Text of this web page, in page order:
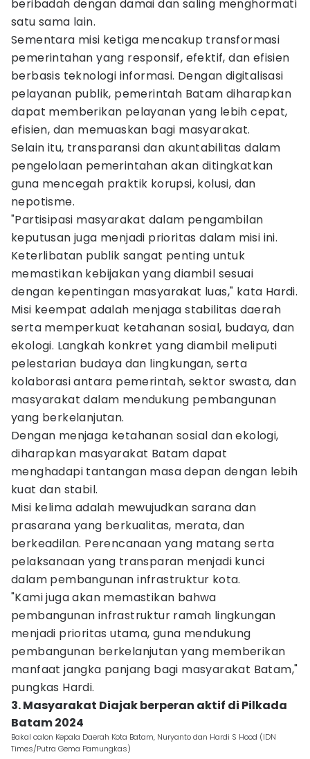
beribadah dengan damai dan saling menghormati
satu sama lain.
Sementara misi ketiga mencakup transformasi
pemerintahan yang responsif, efektif, dan efisien
berbasis teknologi informasi. Dengan digitalisasi
pelayanan publik, pemerintah Batam diharapkan
dapat memberikan pelayanan yang lebih cepat,
efisien, dan memuaskan bagi masyarakat.
Selain itu, transparansi dan akuntabilitas dalam
pengelolaan pemerintahan akan ditingkatkan
guna mencegah praktik korupsi, kolusi, dan
nepotisme.
"Partisipasi masyarakat dalam pengambilan
keputusan juga menjadi prioritas dalam misi ini.
Keterlibatan publik sangat penting untuk
memastikan kebijakan yang diambil sesuai
dengan kepentingan masyarakat luas," kata Hardi.
Misi keempat adalah menjaga stabilitas daerah
serta memperkuat ketahanan sosial, budaya, dan
ekologi. Langkah konkret yang diambil meliputi
pelestarian budaya dan lingkungan, serta
kolaborasi antara pemerintah, sektor swasta, dan
masyarakat dalam mendukung pembangunan
yang berkelanjutan.
Dengan menjaga ketahanan sosial dan ekologi,
diharapkan masyarakat Batam dapat
menghadapi tantangan masa depan dengan lebih
kuat dan stabil.
Misi kelima adalah mewujudkan sarana dan
prasarana yang berkualitas, merata, dan
berkeadilan. Perencanaan yang matang serta
pelaksanaan yang transparan menjadi kunci
dalam pembangunan infrastruktur kota.
"Kami juga akan memastikan bahwa
pembangunan infrastruktur ramah lingkungan
menjadi prioritas utama, guna mendukung
pembangunan berkelanjutan yang memberikan
manfaat jangka panjang bagi masyarakat Batam,"
pungkas Hardi.
3. Masyarakat Diajak berperan aktif di Pilkada
Batam 2024
Bakal calon Kepala Daerah Kota Batam, Nuryanto dan Hardi S Hood (IDN
Times/Putra Gema Pamungkas)